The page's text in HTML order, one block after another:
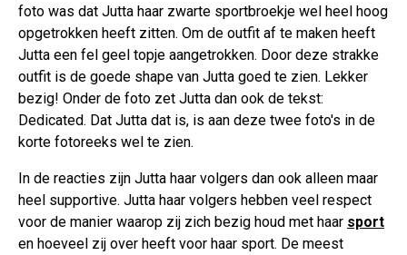
foto was dat Jutta haar zwarte sportbroekje wel heel hoog
opgetrokken heeft zitten. Om de outfit af te maken heeft
Jutta een fel geel topje aangetrokken. Door deze strakke
outfit is de goede shape van Jutta goed te zien. Lekker
bezig! Onder de foto zet Jutta dan ook de tekst:
Dedicated. Dat Jutta dat is, is aan deze twee foto's in de
korte fotoreeks wel te zien.
In de reacties zijn Jutta haar volgers dan ook alleen maar
heel supportive. Jutta haar volgers hebben veel respect
voor de manier waarop zij zich bezig houd met haar sport
en hoeveel zij over heeft voor haar sport. De meest